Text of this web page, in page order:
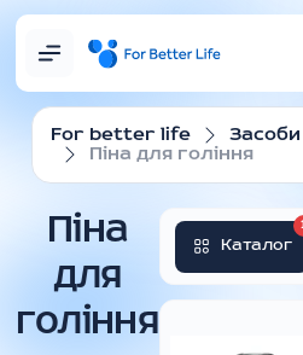
For better life
Засоби
Піна для гоління
Піна
для
гоління
Каталог